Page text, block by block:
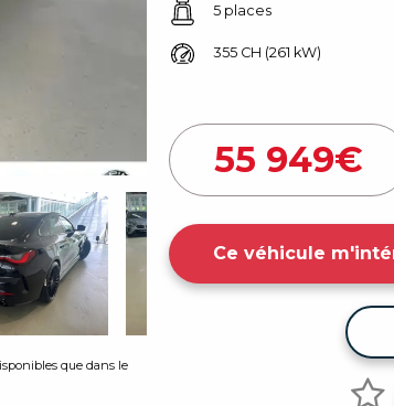
que dans le
5 places
355 CH (261 kW)
55 949€
Ce véhicule